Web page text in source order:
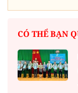
CÓ THỂ BẠN